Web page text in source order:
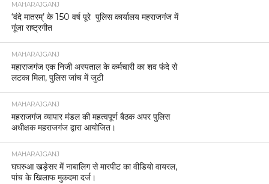
MAHARAJGANJ
‘वंदे मातरम्’ के 150 वर्ष पूरे पुलिस कार्यालय महराजगंज में
गूंजा राष्ट्रगीत
MAHARAJGANJ
महाराजगंज एक निजी अस्पताल के कर्मचारी का शव फंदे से
लटका मिला, पुलिस जांच में जुटी
MAHARAJGANJ
महराजगंज व्यापार मंडल की महत्वपूर्ण बैठक अपर पुलिस
अधीक्षक महराजगंज द्वारा आयोजित।
MAHARAJGANJ
घघरुआ खड़ेसर में नाबालिग से मारपीट का वीडियो वायरल,
पांच के खिलाफ मुकदमा दर्ज।